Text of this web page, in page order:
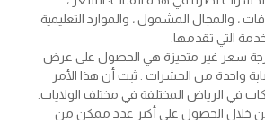
، والمجال المشمول ، والموارد التعليمية
التي تقدمها.
سعر غير متحيزة هي الحصول على عرض
واحدة من الحشرات . ثبت أن هذا الأمر
الرياض المختلفة في مختلف الولايات.
من خلال الحصول على أكبر عدد ممكن من